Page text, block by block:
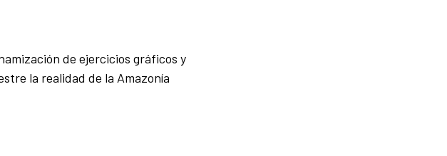
de ejercicios gráficos y
la realidad de la Amazonía